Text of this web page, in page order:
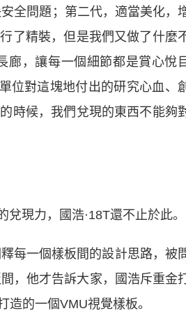
全問題；第二代，適當美化，
了精裝，但是我們又做了什麼
廊，讓每一個細節都是賞心悅
位對這塊地付出的研究心血、
時候，我們兌現的東西不能夠
現力，國浩·18T還不止於此。
每一個樣板間的設計思路，被
，他才告訴大家，國浩斥重金
的一個VMU視覺樣板。